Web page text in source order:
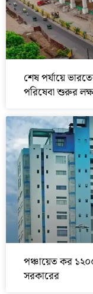
শেষ পর্যায়ে
পরিষেবা শুরুর
পঞ্চায়েত কর
সরকারের